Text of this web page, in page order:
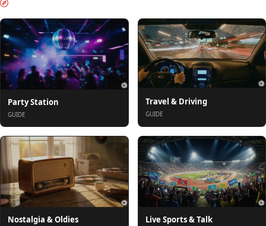
Party Station
GUIDE
Travel & Driving
GUIDE
Nostalgia & Oldies Live Sports & Talk